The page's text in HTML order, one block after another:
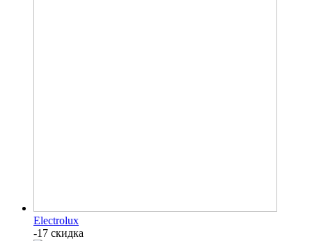
Electrolux
-17 скидка